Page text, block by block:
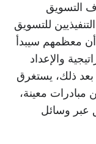
التسويق
للتسويق
معظمهم سيبدأ
والإعداد
بعد ذلك، يستغرق
مبادرات معينة،
عبر وسائل